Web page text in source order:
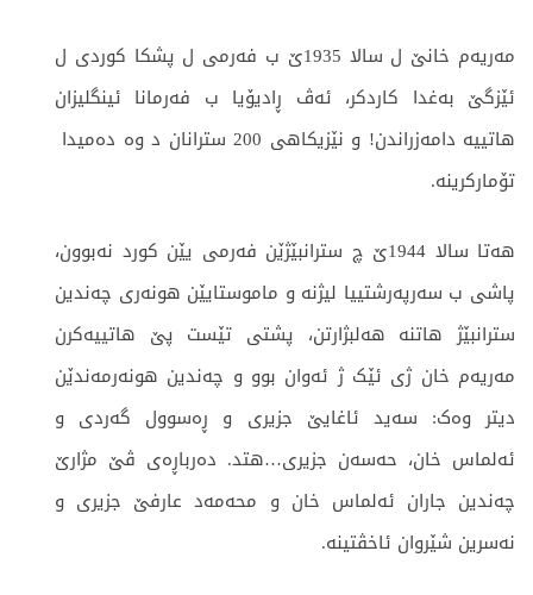
مەریەم خانێ ل سالا 1935ێ ب فەرمی ل پشکا کوردی ل
ئێزگێ بەغدا کاردکر، ئەڤ ڕادیۆیا ب فەرمانا ئینگلیزان
هاتییە دامەزراندن! و نێزیکاهی 200 سترانان د وە دەمیدا
تۆمارکرینە.
هەتا سالا 1944ێ چ سترانبێژێن فەرمی یێن کورد نەبوون،
پاشی ب سەرپەرشتییا لیژنە و ماموستایێن هونەری چەندین
سترانبێژ هاتنە هەلبژارتن، پشتی تێست پێ هاتییەکرن
مەریەم خان ژی ئێک ژ ئەوان بوو و چەندین هونەرمەندێن
دیتر وەک: سەید ئاغایێ جزیری و ڕەسوول گەردی و
ئەلماس خان، حەسەن جزیری…هتد. دەرباڕەی ڤێ مژارێ
چەندین جاران ئەلماس خان و محەمەد عارفێ جزیری و
نەسرین شێروان ئاخڤتینە.